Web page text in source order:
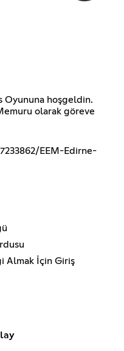
Oyununa hoşgeldin.
olarak göreve
EEM-Edirne-
Almak İçin Giriş